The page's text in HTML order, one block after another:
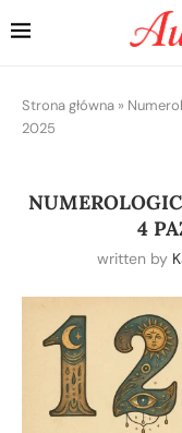
Strona główna »
2025
4
written by